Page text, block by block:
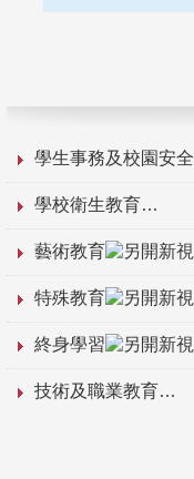
學生事務及校園安全
學校衛生教育
藝術教育
特殊教育
終身學習
技術及職業教育